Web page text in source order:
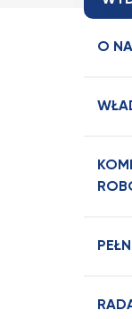
O